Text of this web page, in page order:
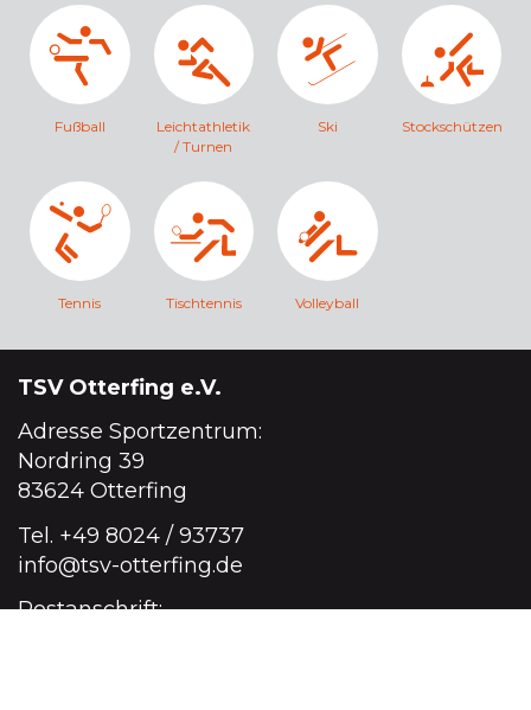
Fußball
Leichtathletik
/ Turnen
Ski Stockschützen
Tennis Tischtennis Volleyball
TSV Otterfing e.V.
Adresse Sportzentrum:
Nordring 39
83624 Otterfing
Tel. +49 8024 / 93737
info@tsv-otterfing.de
Postanschrift: